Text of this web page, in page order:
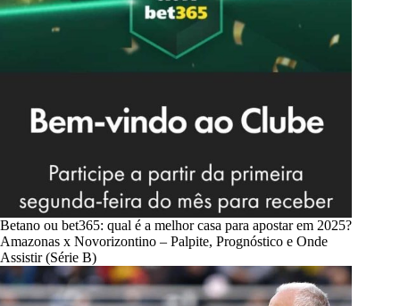
Betano ou bet365: qual é a melhor casa para apostar em 2025?
Amazonas x Novorizontino – Palpite, Prognóstico e Onde
Assistir (Série B)